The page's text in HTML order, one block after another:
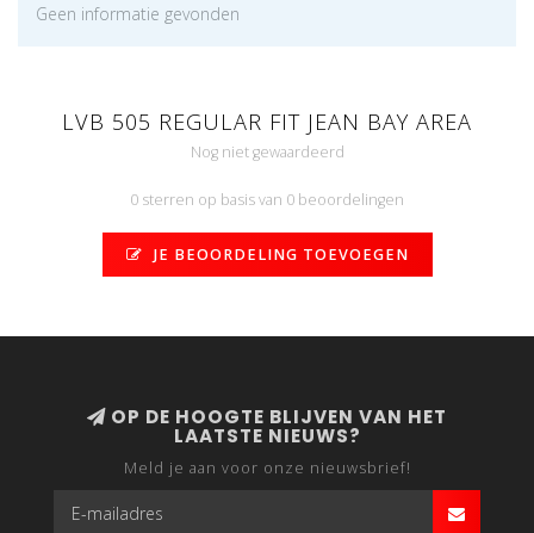
Geen informatie gevonden
LVB 505 REGULAR FIT JEAN BAY AREA
Nog niet gewaardeerd
0 sterren op basis van 0 beoordelingen
JE BEOORDELING TOEVOEGEN
OP DE HOOGTE BLIJVEN VAN HET
LAATSTE NIEUWS?
Meld je aan voor onze nieuwsbrief!